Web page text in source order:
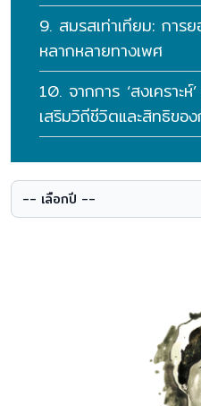
9. สมรสเท่าเทียม: การ
หลากหลายทางเพศ
10. จากการ ‘สงเคราะ
เสริมวิถีชีวิตและสิทธิขอ